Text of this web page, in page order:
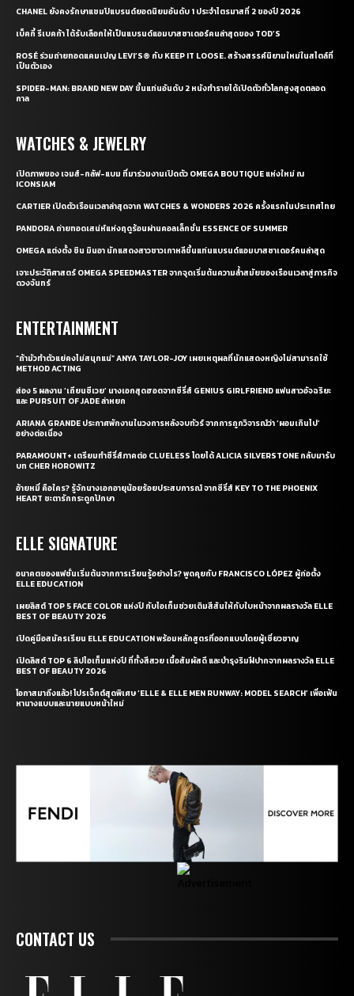
CHANEL ยังคงรักษาแชมป์แบรนด์ยอดนิยมอันดับ 1 ประจำไตรมาสที่ 2 ของปี 2026
เบ็คกี้ รีเบคก้า ได้รับเลือกให้เป็นแบรนด์แอมบาสซาเดอร์คนล่าสุดของ TOD’S
ROSÉ ร่วมถ่ายทอดแคมเปญ LEVI’S® กับ KEEP IT LOOSE. สร้างสรรค์นิยามใหม่ในสไตล์ที่
เป็นตัวเอง
SPIDER-MAN: BRAND NEW DAY ขึ้นแท่นอันดับ 2 หนังทำรายได้เปิดตัวทั่วโลกสูงสุดตลอด
กาล
WATCHES & JEWELRY
เปิดภาพของ เจมส์-กลัฟ-แบม ที่มาร่วมงานเปิดตัว OMEGA BOUTIQUE แห่งใหม่ ณ
ICONSIAM
CARTIER เปิดตัวเรือนเวลาล่าสุดจาก WATCHES & WONDERS 2026 ครั้งแรกในประเทศไทย
PANDORA ถ่ายทอดเสน่ห์แห่งฤดูร้อนผ่านคอลเล็กชั่น ESSENCE OF SUMMER
OMEGA แต่งตั้ง ชิน มินอา นักแสดงสาวชาวเกาหลีขึ้นแท่นแบรนด์แอมบาสซาเดอร์คนล่าสุด
เจาะประวัติศาสตร์ OMEGA SPEEDMASTER จากจุดเริ่มต้นความล้ำสมัยของเรือนเวลาสู่ภารกิจ
ดวงจันทร์
ENTERTAINMENT
“ถ้ามัวทำตัวแย่คงไม่สนุกแน่” ANYA TAYLOR-JOY เผยเหตุผลที่นักแสดงหญิงไม่สามารถใช้
METHOD ACTING
ส่อง 5 ผลงาน ‘เถียนซีเวย’ นางเอกสุดฮอตจากซีรี่ส์ GENIUS GIRLFRIEND แฟนสาวอัจฉริยะ
และ PURSUIT OF JADE ล่าหยก
ARIANA GRANDE ประกาศพักงานในวงการหลังจบทัวร์ จากการถูกวิจารณ์ว่า ‘ผอมเกินไป’
อย่างต่อเนื่อง
PARAMOUNT+ เตรียมทำซีรี่ส์ภาคต่อ CLUELESS โดยได้ ALICIA SILVERSTONE กลับมารับ
บท CHER HOROWITZ
อ้ายหมี่ คือใคร? รู้จักนางเอกอายุน้อยร้อยประสบการณ์ จากซีรี่ส์ KEY TO THE PHOENIX
HEART ชะตารักกระดูกปักษา
ELLE SIGNATURE
อนาคตของแฟชั่นเริ่มต้นจากการเรียนรู้อย่างไร? พูดคุยกับ FRANCISCO LÓPEZ ผู้ก่อตั้ง
ELLE EDUCATION
เผยลิสต์ TOP 5 FACE COLOR แห่งปี กับไอเท็มช่วยเติมสีสันให้กับใบหน้าจากผลรางวัล ELLE
BEST OF BEAUTY 2026
เปิดคู่มือสมัครเรียน ELLE EDUCATION พร้อมหลักสูตรที่ออกแบบโดยผู้เชี่ยวชาญ
เปิดลิสต์ TOP 6 ลิปไอเท็มแห่งปี ที่ทั้งสีสวย เนื้อสัมผัสดี และบำรุงริมฝีปากจากผลรางวัล ELLE
BEST OF BEAUTY 2026
โอกาสมาถึงแล้ว! โปรเจ็กต์สุดพิเศษ ‘ELLE & ELLE MEN RUNWAY: MODEL SEARCH’ เพื่อเฟ้น
หานางแบบและนายแบบหน้าใหม่
CONTACT US